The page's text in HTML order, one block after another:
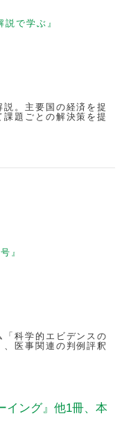
で学ぶ』
。主要国の経済を捉
題ごとの解決策を提
』
「科学的エビデンスの
医事関連の判例評釈
イング』他1冊、本